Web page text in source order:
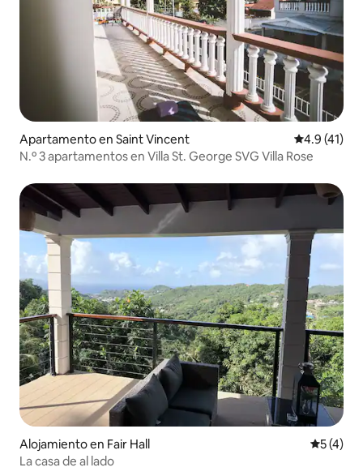
Apartamento en Saint Vincent Calificación
4.9 (41)
N.º 3 apartamentos en Villa St. George SVG Villa Rose
Alojamiento en Fair Hall
5 (4)
La casa de al lado